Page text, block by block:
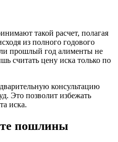
такой расчет, полагая
из полного годового
прошлый год алименты не
считать цену иска только по
консультацию
Это позволит избежать
иска.
пошлины